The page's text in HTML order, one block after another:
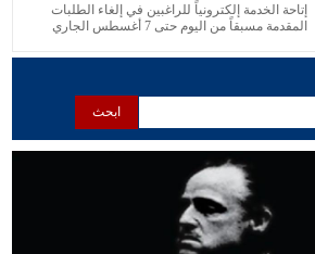
إتاحة الخدمة إلكترونياً للراغبين في إلغاء الطلبات
المقدمة مسبقاً من اليوم حتى 7 أغسطس الجاري